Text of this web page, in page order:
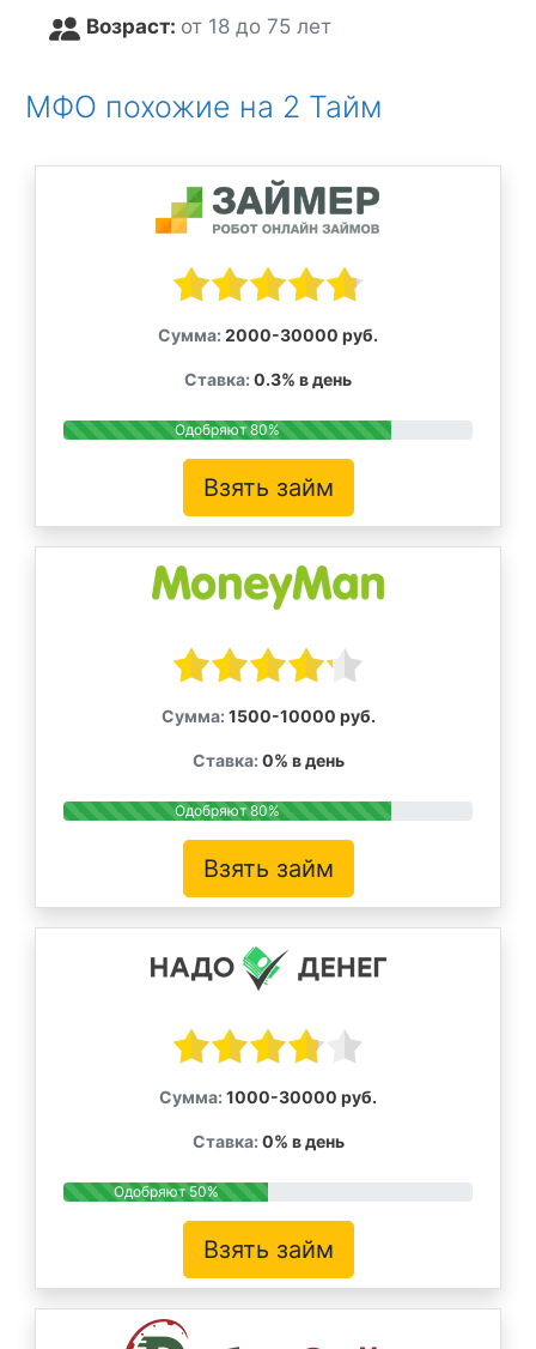
Возраст: от 18 до 75 лет
МФО похожие на 2 Тайм
Сумма: 2000-30000 руб.
Ставка: 0.3% в день
Одобряют 80%
Взять займ
Сумма: 1500-10000 руб.
Ставка: 0% в день
Одобряют 80%
Взять займ
Сумма: 1000-30000 руб.
Ставка: 0% в день
Одобряют 50%
Взять займ